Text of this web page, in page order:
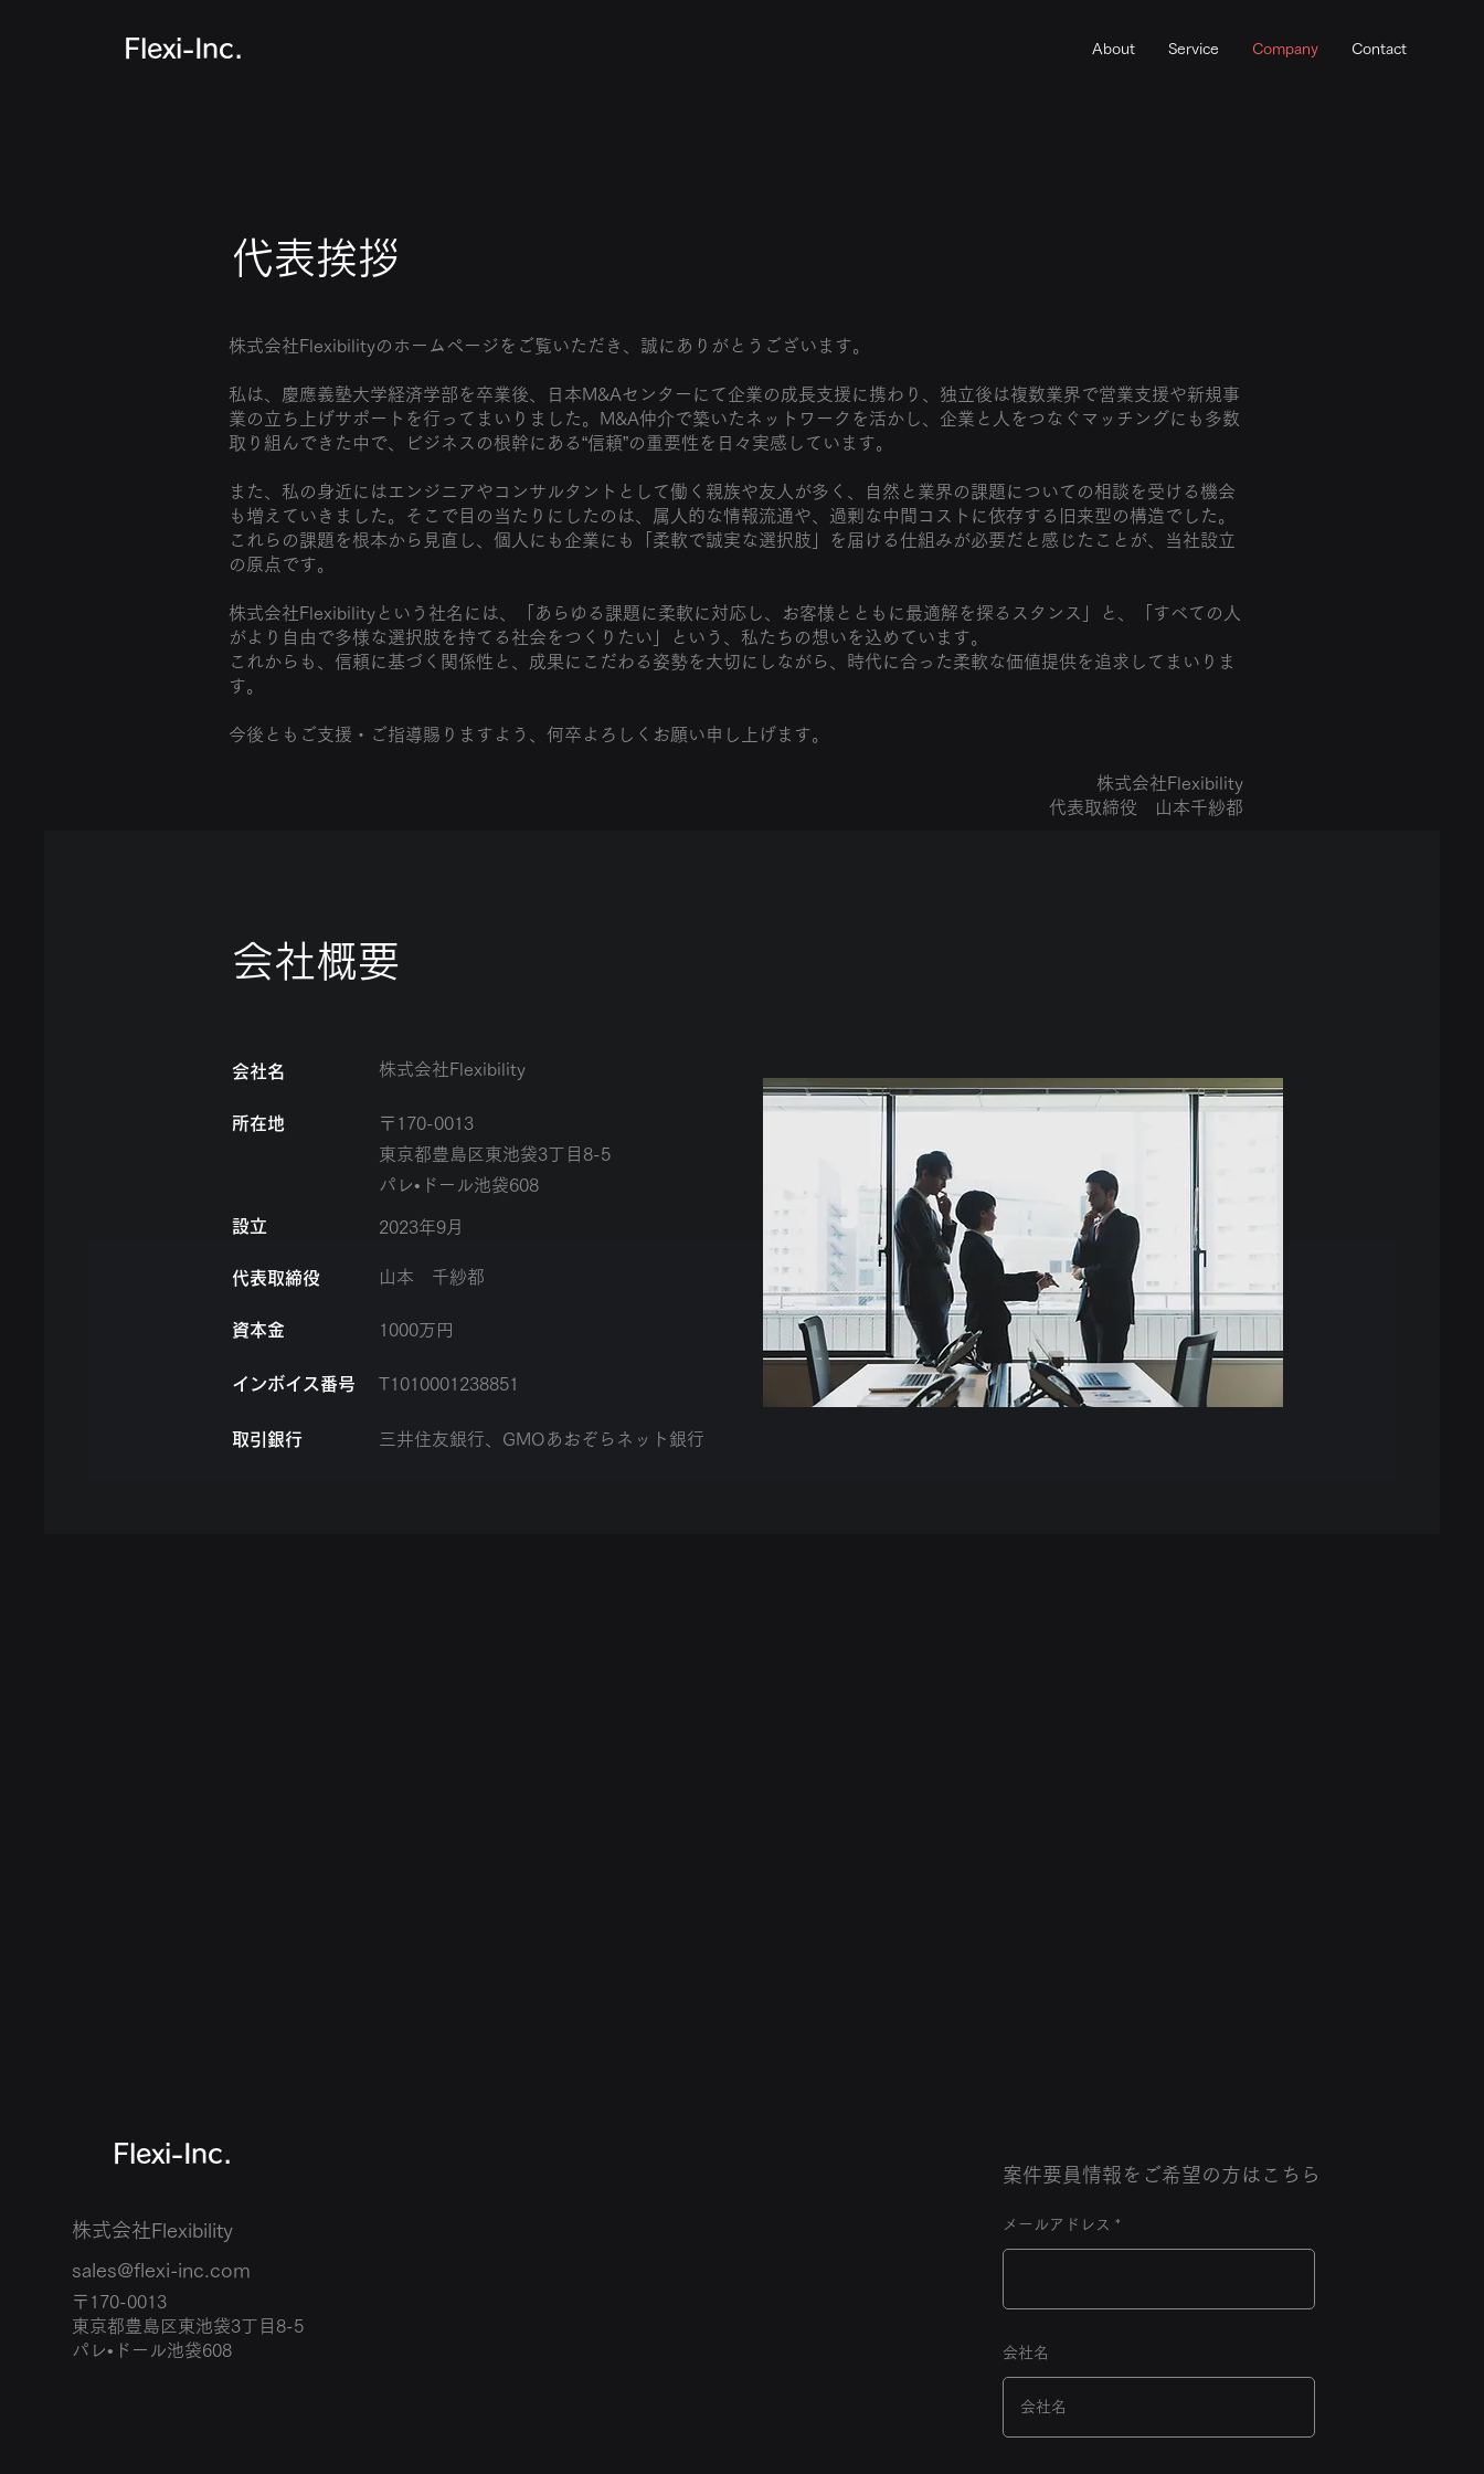
Flexi-Inc. About Service Company Contact
​代表挨拶
株式会社Flexibilityのホームページをご覧いただき、誠にありがとうございます。
私は、慶應義塾大学経済学部を卒業後、日本M&Aセンターにて企業の成長支援に携わり、独立後は複数業界で営業支援や新規事
業の立ち上げサポートを行ってまいりました。M&A仲介で築いたネットワークを活かし、企業と人をつなぐマッチングにも多数
取り組んできた中で、ビジネスの根幹にある“信頼”の重要性を日々実感しています。
また、私の身近にはエンジニアやコンサルタントとして働く親族や友人が多く、自然と業界の課題についての相談を受ける機会
も増えていきました。そこで目の当たりにしたのは、属人的な情報流通や、過剰な中間コストに依存する旧来型の構造でした。
これらの課題を根本から見直し、個人にも企業にも「柔軟で誠実な選択肢」を届ける仕組みが必要だと感じたことが、当社設立
の原点です。
株式会社Flexibilityという社名には、「あらゆる課題に柔軟に対応し、お客様とともに最適解を探るスタンス」と、「すべての人
がより自由で多様な選択肢を持てる社会をつくりたい」という、私たちの想いを込めています。
これからも、信頼に基づく関係性と、成果にこだわる姿勢を大切にしながら、時代に合った柔軟な価値提供を追求してまいりま
す。
今後ともご支援・ご指導賜りますよう、何卒よろしくお願い申し上げます。
株式会社Flexibility
代表取締役 山本千紗都
​会社概要
​会社名 ​株式会社Flexibility
​所在地
〒170-0013
東京都豊島区東池袋3丁目8-5
パレ•ドール池袋608
​設立 2023年9月
​代表取締役 ​山本 千紗都
​資本金 1000万円
​インボイス番号 T1010001238851
​取引銀行 ​三井住友銀行、GMOあおぞらネット銀行
​Flexi-Inc.
株式会社Flexibility
sales@flexi-inc.com
〒170-0013
東京都豊島区東池袋3丁目8-5
パレ•ドール池袋608
​案件要員情報をご希望の方はこちら
メールアドレス
会社名